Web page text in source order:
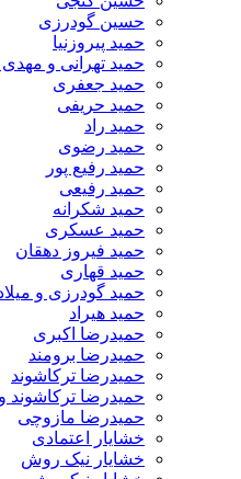
حسین گودرزی
حمید پیروزنیا
حمید تهرانی و مهدی
حمید جعفری
حمید حریفی
حمید راد
حمید رضوی
حمید رفیع پور
حمید رفیعی
حمید شکرانه
حمید عسکری
حمید فیروز دهقان
حمید قهاری
حمید گودرزی و میلاد
حمید هیراد
حمیدرضا اکبری
حمیدرضا برومند
حمیدرضا ترکاشوند
حمیدرضا ترکاشوند
حمیدرضا مازوچی
خشایار اعتمادی
خشایار نیک روش